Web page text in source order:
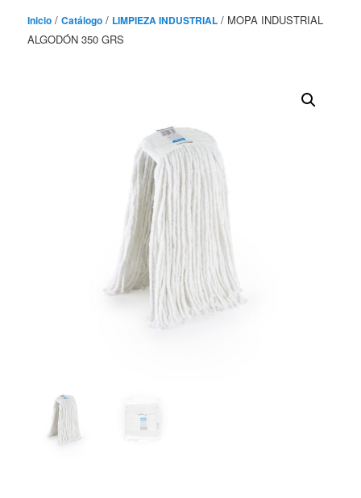
Inicio /Catálogo / LIMPIEZA INDUSTRIAL / MOPA INDUSTRIAL
ALGODÓN 350 GRS